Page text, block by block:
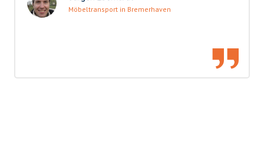
Möbeltransport in Bremerhaven